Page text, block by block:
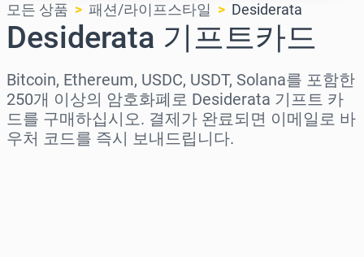
모든 상품 패션/라이프스타일 Desiderata
Desiderata 기프트카드
Bitcoin, Ethereum, USDC, USDT, Solana를 포함한
250개 이상의 암호화폐로 Desiderata 기프트 카
드를 구매하십시오. 결제가 완료되면 이메일로 바
우처 코드를 즉시 보내드립니다.